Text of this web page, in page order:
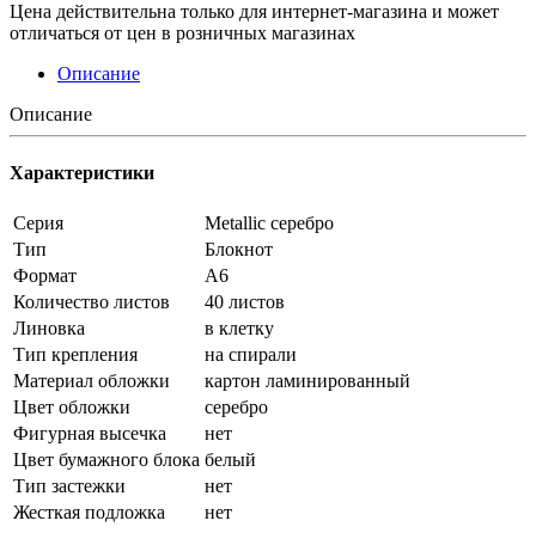
Цена действительна только для интернет-магазина и может
отличаться от цен в розничных магазинах
Описание
Описание
Характеристики
Серия
Metallic серебро
Тип
Блокнот
Формат
А6
Количество листов
40 листов
Линовка
в клетку
Тип крепления
на спирали
Материал обложки
картон ламинированный
Цвет обложки
серебро
Фигурная высечка
нет
Цвет бумажного блока белый
Тип застежки
нет
Жесткая подложка
нет